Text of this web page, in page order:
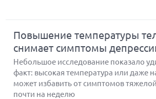
Повышение температуры
снимает симптомы
Небольшое исследование показало
факт: высокая температура или даже
может избавить от симптомов
почти на неделю